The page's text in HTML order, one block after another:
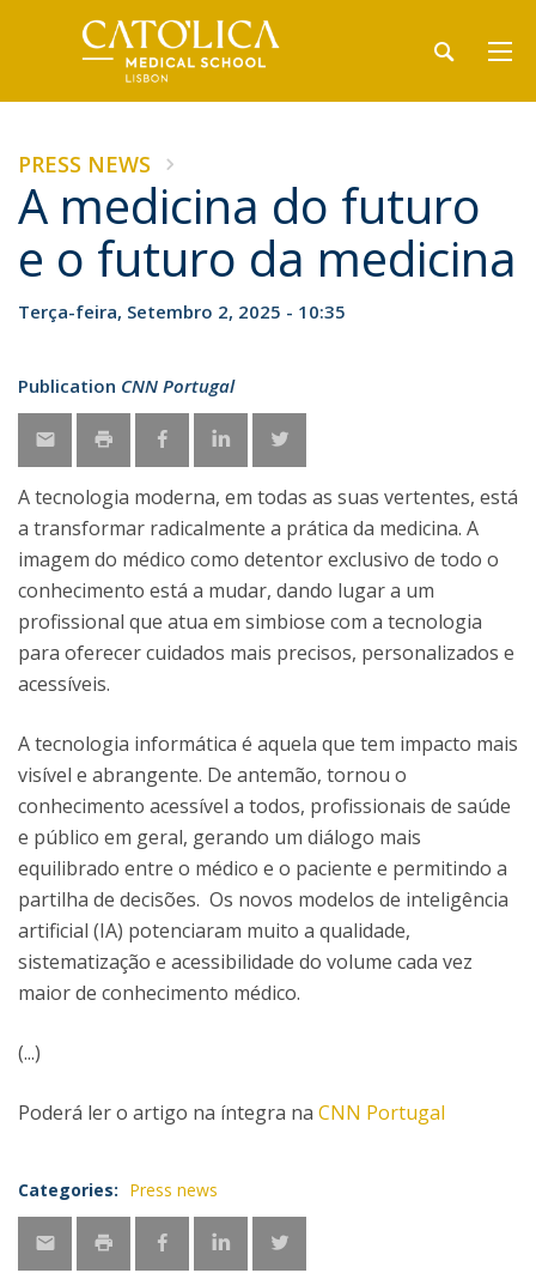
PRESS NEWS
A medicina do futuro
e o futuro da medicina
Terça-feira, Setembro 2, 2025 - 10:35
Publication CNN Portugal
A tecnologia moderna, em todas as suas vertentes, está
a transformar radicalmente a prática da medicina. A
imagem do médico como detentor exclusivo de todo o
conhecimento está a mudar, dando lugar a um
profissional que atua em simbiose com a tecnologia
para oferecer cuidados mais precisos, personalizados e
acessíveis.
A tecnologia informática é aquela que tem impacto mais
visível e abrangente. De antemão, tornou o
conhecimento acessível a todos, profissionais de saúde
e público em geral, gerando um diálogo mais
equilibrado entre o médico e o paciente e permitindo a
partilha de decisões. Os novos modelos de inteligência
artificial (IA) potenciaram muito a qualidade,
sistematização e acessibilidade do volume cada vez
maior de conhecimento médico.
(...)
Poderá ler o artigo na íntegra na CNN Portugal
Categories: Press news